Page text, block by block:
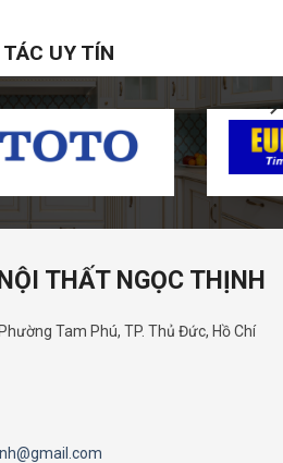
UY TÍN
THẤT NGỌC THỊNH
Tam Phú, TP. Thủ Đức, Hồ Chí